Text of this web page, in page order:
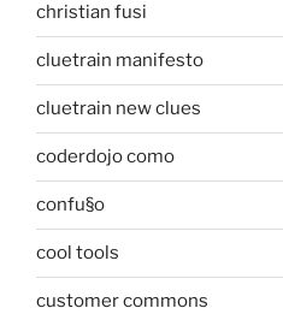
christian fusi
cluetrain manifesto
cluetrain new clues
coderdojo como
confu§o
cool tools
customer commons